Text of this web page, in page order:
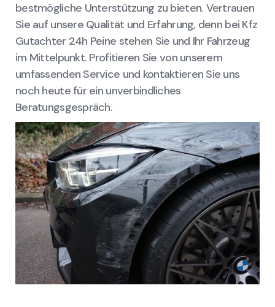
bestmögliche Unterstützung zu bieten. Vertrauen
Sie auf unsere Qualität und Erfahrung, denn bei Kfz
Gutachter 24h Peine stehen Sie und Ihr Fahrzeug
im Mittelpunkt. Profitieren Sie von unserem
umfassenden Service und kontaktieren Sie uns
noch heute für ein unverbindliches
Beratungsgespräch.